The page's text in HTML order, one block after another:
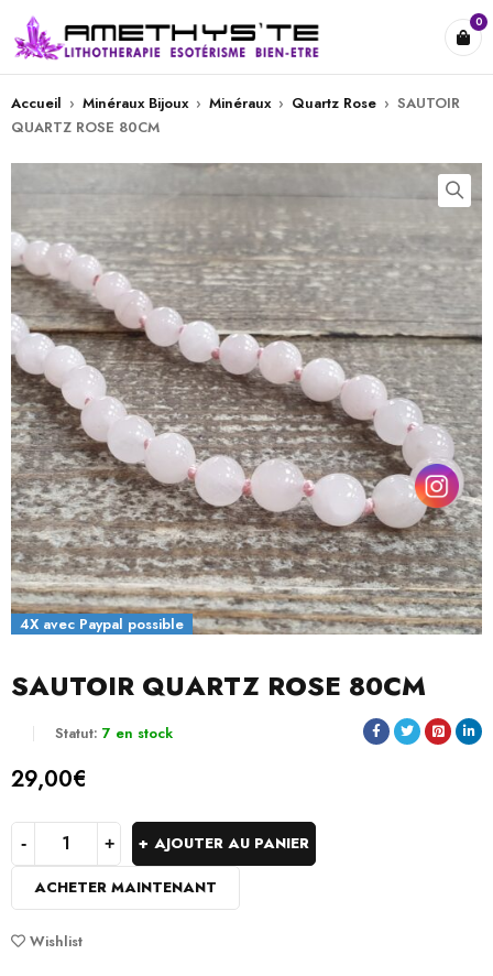
0
Accueil › Minéraux Bijoux › Minéraux › Quartz Rose › SAUTOIR
QUARTZ ROSE 80CM
4X avec Paypal possible
SAUTOIR QUARTZ ROSE 80CM
Statut: 7 en stock
29,00€
AJOUTER AU PANIER
ACHETER MAINTENANT
Wishlist